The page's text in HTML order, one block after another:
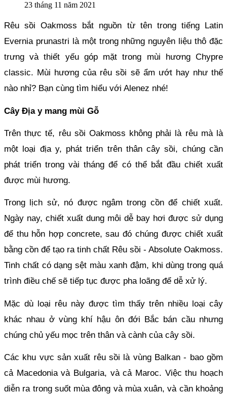
23 tháng 11 năm 2021
Rêu sồi Oakmoss bắt nguồn từ tên trong tiếng Latin
Evernia prunastri là một trong những nguyên liệu thô đặc
trưng và thiết yếu góp mặt trong mùi hương Chypre
classic. Mùi hương của rêu sồi sẽ ẩm ướt hay như thế
nào nhỉ? Bạn cùng tìm hiểu với Alenez nhé!
Cây Địa y mang mùi Gỗ
Trên thực tế, rêu sồi Oakmoss không phải là rêu mà là
một loại địa y, phát triển trên thân cây sồi, chúng cần
phát triển trong vài tháng để có thể bắt đầu chiết xuất
được mùi hương.
Trong lịch sử, nó được ngâm trong cồn để chiết xuất.
Ngày nay, chiết xuất dung môi dễ bay hơi được sử dụng
để thu hỗn hợp concrete, sau đó chúng được chiết xuất
bằng cồn để tạo ra tinh chất Rêu sồi - Absolute Oakmoss.
Tinh chất có dạng sệt màu xanh đậm, khi dùng trong quá
trình điều chế sẽ tiếp tục được pha loãng để dễ xử lý.
Mặc dù loại rêu này được tìm thấy trên nhiều loại cây
khác nhau ở vùng khí hậu ôn đới Bắc bán cầu nhưng
chúng chủ yếu mọc trên thân và cành của cây sồi.
Các khu vực sản xuất rêu sồi là vùng Balkan - bao gồm
cả Macedonia và Bulgaria, và cả Maroc. Việc thu hoạch
diễn ra trong suốt mùa đông và mùa xuân, và cần khoảng